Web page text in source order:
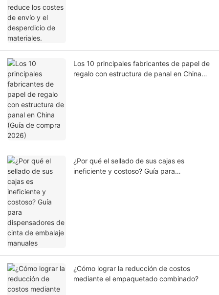
Los 10 principales fabricantes de papel de
regalo con estructura de panal en China
¿Por qué el sellado de sus cajas es
ineficiente y costoso? Guía para
¿Cómo lograr la reducción de costos
mediante el empaquetado combinado?